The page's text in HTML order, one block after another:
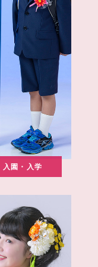
入園・入学